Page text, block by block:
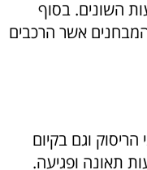
השונים. בסוף
אשר הרכבים
וגם בקיום
תאונה ופגיעה.